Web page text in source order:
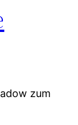
zum